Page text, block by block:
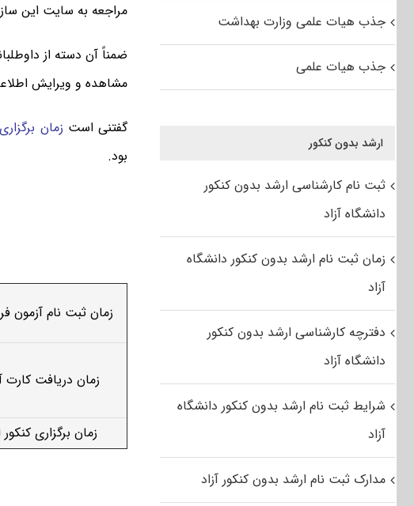
مراجعه به سایت این
ضمناً آن دسته از
مشاهده و ویرایش
گفتنی است زمان برگزاری
بود.
زمان ثبت نام آزمون
زمان دریافت کارت
زمان برگزاری کنکور
جذب هیات علمی وزارت بهداشت
جذب هیات علمی
ارشد بدون کنکور
ثبت نام کارشناسی ارشد بدون کنکور
دانشگاه آزاد
زمان ثبت نام ارشد بدون کنکور دانشگاه
آزاد
دفترچه کارشناسی ارشد بدون کنکور
دانشگاه آزاد
شرایط ثبت نام ارشد بدون کنکور دانشگاه
آزاد
مدارک ثبت نام ارشد بدون کنکور آزاد